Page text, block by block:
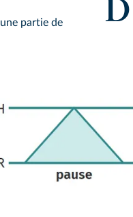
une partie de
Deux jours se passèrent, elle n'avait pas remué,